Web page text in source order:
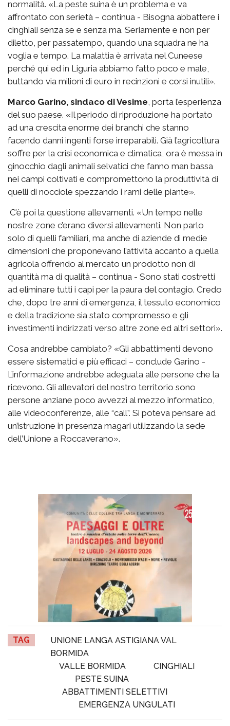
normalità. «La peste suina è un problema e va
affrontato con serietà – continua - Bisogna abbattere i
cinghiali senza se e senza ma. Seriamente e non per
diletto, per passatempo, quando una squadra ne ha
voglia e tempo. La malattia è arrivata nel Cuneese
perché qui ed in Liguria abbiamo fatto poco e male,
buttando via milioni di euro in recinzioni e corsi inutili».
Marco Garino, sindaco di Vesime , porta l’esperienza
del suo paese. «Il periodo di riproduzione ha portato
ad una crescita enorme dei branchi che stanno
facendo danni ingenti forse irreparabili. Già l’agricoltura
soffre per la crisi economica e climatica, ora è messa in
ginocchio dagli animali selvatici che fanno man bassa
nei campi coltivati e compromettono la produttività di
quelli di nocciole spezzando i rami delle piante».
C’è poi la questione allevamenti. «Un tempo nelle
nostre zone c’erano diversi allevamenti. Non parlo
solo di quelli familiari, ma anche di aziende di medie
dimensioni che proponevano l’attività accanto a quella
agricola offrendo al mercato un prodotto non di
quantità ma di qualità – continua - Sono stati costretti
ad eliminare tutti i capi per la paura del contagio. Credo
che, dopo tre anni di emergenza, il tessuto economico
e della tradizione sia stato compromesso e gli
investimenti indirizzati verso altre zone ed altri settori».
Cosa andrebbe cambiato? «Gli abbattimenti devono
essere sistematici e più efficaci – conclude Garino -
L’informazione andrebbe adeguata alle persone che la
ricevono. Gli allevatori del nostro territorio sono
persone anziane poco avvezzi al mezzo informatico,
alle videoconferenze, alle “call”. Si poteva pensare ad
un’istruzione in presenza magari utilizzando la sede
dell’Unione a Roccaverano».
TAG
UNIONE LANGA ASTIGIANA VAL
BORMIDA
VALLE BORMIDA
CINGHIALI
PESTE SUINA
ABBATTIMENTI SELETTIVI
EMERGENZA UNGULATI